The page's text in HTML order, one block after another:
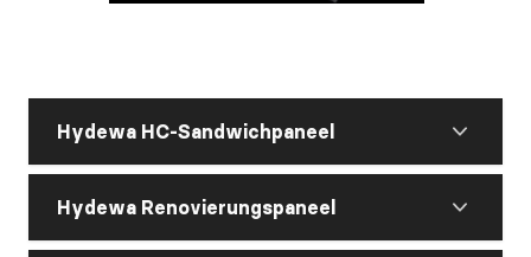
Hydewa HC-Sandwichpaneel
Hydewa Renovierungspaneel